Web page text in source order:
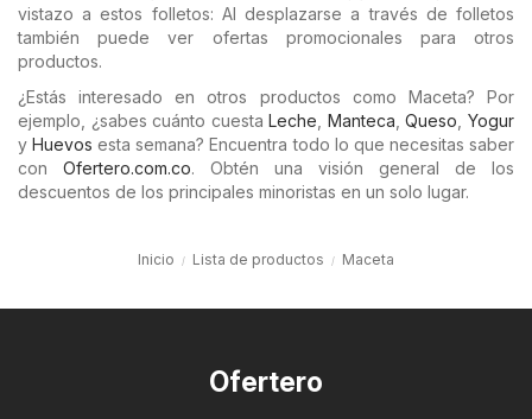
vistazo a estos folletos: Al desplazarse a través de folletos
también puede ver ofertas promocionales para otros
productos.
¿Estás interesado en otros productos como Maceta? Por
ejemplo, ¿sabes cuánto cuestaLeche Manteca ,Queso ,Yogur
yHuevos esta semana? Encuentra todo lo que necesitas saber
con Ofertero.com.co. Obtén una visión general de los
descuentos de los principales minoristas en un solo lugar.
Inicio Lista de productos Maceta
Ofertero